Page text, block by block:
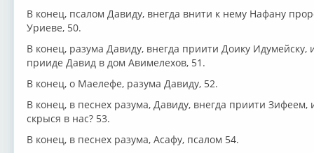
В конец, псалом Давиду, внегда внити к нему Нафану
Уриеве, 50.
В конец, разума Давиду, внегда приити Доику Идумейску,
прииде Давид в дом Авимелехов, 51.
В конец, о Маелефе, разума Давиду, 52.
В конец, в песнех разума, Давиду, внегда приити
скрыся в нас? 53.
В конец, в песнех разума, Асафу, псалом 54.